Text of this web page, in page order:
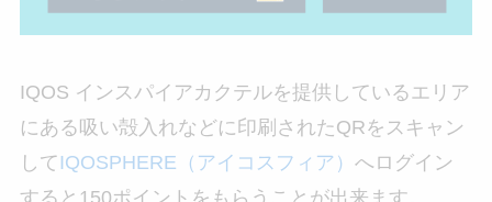
IQOS インスパイアカクテルを提供しているエリア
にある吸い殻入れなどに印刷されたQRをスキャン
してIQOSPHERE（アイコスフィア） へログイン